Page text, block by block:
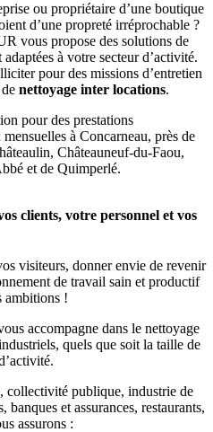
ou propriétaire d’une boutique
d’une propreté irréprochable ?
vous propose des solutions de
à votre secteur d’activité.
pour des missions d’entretien
nettoyage inter locations.
pour des prestations
à Concarneau, près de
Châteauneuf-du-Faou,
et de Quimperlé.
clients, votre personnel et vos
visiteurs, donner envie de revenir
de travail sain et productif
ambitions !
accompagne dans le nettoyage
quels que soit la taille de
collectivité publique, industrie de
et assurances, restaurants,
assurons :